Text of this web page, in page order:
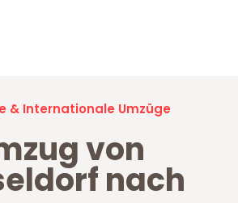
& Internationale Umzüge
von
nach